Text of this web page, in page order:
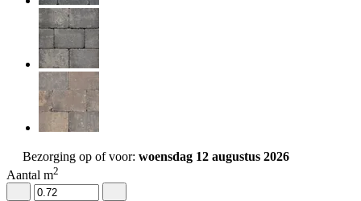
Bezorging op of voor: woensdag 12 augustus 2026
Aantal m2